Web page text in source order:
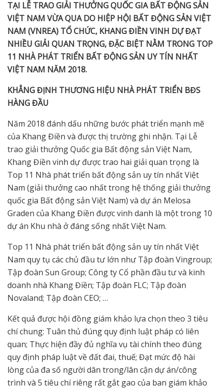
TẠI LỄ TRAO GIẢI THƯỞNG QUỐC GIA BẤT ĐỘNG SẢN
VIỆT NAM VỪA QUA DO HIỆP HỘI BẤT ĐỘNG SẢN VIỆT
NAM (VNREA) TỔ CHỨC, KHANG ĐIỀN VINH DỰ ĐẠT
NHIỀU GIẢI QUAN TRỌNG, ĐẶC BIỆT NẰM TRONG TOP
11 NHÀ PHÁT TRIỂN BẤT ĐỘNG SẢN UY TÍN NHẤT
VIỆT NAM NĂM 2018.
KHẲNG ĐỊNH THƯƠNG HIỆU NHÀ PHÁT TRIỂN BĐS
HÀNG ĐẦU
Năm 2018 đánh dấu những bước phát triển mạnh mẽ
của Khang Điền và được thị trường ghi nhận. Tại Lễ
trao giải thưởng Quốc gia Bất động sản Việt Nam,
Khang Điền vinh dự được trao hai giải quan trọng là
Top 11 Nhà phát triển bất động sản uy tín nhất Việt
Nam (giải thưởng cao nhất trong hệ thống giải thưởng
quốc gia Bất động sản Việt Nam) và dự án Melosa
Graden của Khang Điền được vinh danh là một trong 10
dự án Khu nhà ở đáng sống nhất Việt Nam.
Top 11 Nhà phát triển bất động sản uy tín nhất Việt
Nam quy tụ các chủ đầu tư lớn như Tập đoàn Vingroup;
Tập đoàn Sun Group; Công ty Cổ phần đầu tư và kinh
doanh nhà Khang Điền; Tập đoàn FLC; Tập đoàn
Novaland; Tập đoàn CEO; …
Kết quả được hội đồng giám khảo lựa chọn theo 3 tiêu
chí chung: Tuân thủ đúng quy định luật pháp có liên
quan; Thực hiện đầy đủ nghĩa vụ tài chính theo đúng
quy định pháp luật về đất đai, thuế; Đạt mức độ hài
lòng của đa số người dân trong/lân cận dự án/công
trình và 5 tiêu chí riêng rất gắt gao của ban giám khảo